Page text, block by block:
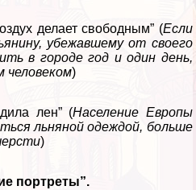
делает свободным” (Если
убежавшему от своего
в городе год и один день,
человеком)
лен” (Население Европы
льняной одеждой, больше
)
портреты”.